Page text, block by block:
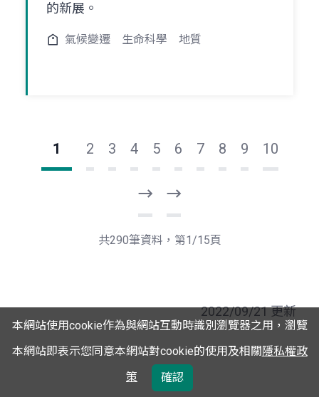
的新展。
氣候變遷 生命科學 地質
1 2 3 4 5 6 7 8 9 10
一
頁
後
一
共290筆資料，第1/15頁
2022/09/21 更新
本網站使用cookie作為與網站互動時識別瀏覽器之用，瀏覽
本網站即表示您同意本網站對cookie的使用及相關隱私權政
策
確認